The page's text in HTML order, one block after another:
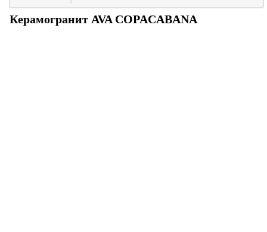
Керамогранит AVA COPACABANA